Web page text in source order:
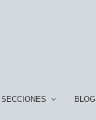
SECCIONES BLOG